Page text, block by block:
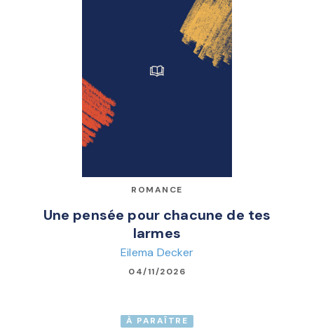
ROMANCE
Une pensée pour chacune de tes
larmes
Eilema Decker
04/11/2026
À PARAÎTRE